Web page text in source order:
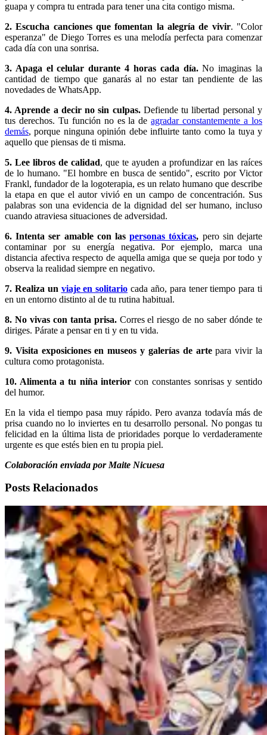
guapa y compra tu entrada para tener una cita contigo misma.
2. Escucha canciones que fomentan la alegría de vivir. "Color
esperanza" de Diego Torres es una melodía perfecta para comenzar
cada día con una sonrisa.
3. Apaga el celular durante 4 horas cada día.No imaginas la
cantidad de tiempo que ganarás al no estar tan pendiente de las
novedades de WhatsApp.
4. Aprende a decir no sin culpas.Defiende tu libertad personal y
tus derechos. Tu función no es la deagradar constantemente a los
demás, porque ninguna opinión debe influirte tanto como la tuya y
aquello que piensas de ti misma.
5. Lee libros de calidad, que te ayuden a profundizar en las raíces
de lo humano. "El hombre en busca de sentido", escrito por Victor
Frankl, fundador de la logoterapia, es un relato humano que describe
la etapa en que el autor vivió en un campo de concentración. Sus
palabras son una evidencia de la dignidad del ser humano, incluso
cuando atraviesa situaciones de adversidad.
6. Intenta ser amable con laspersonas tóxicas, pero sin dejarte
contaminar por su energía negativa. Por ejemplo, marca una
distancia afectiva respecto de aquella amiga que se queja por todo y
observa la realidad siempre en negativo.
7. Realiza un viaje en solitario cada año, para tener tiempo para ti
en un entorno distinto al de tu rutina habitual.
8. No vivas con tanta prisa.Corres el riesgo de no saber dónde te
diriges. Párate a pensar en ti y en tu vida.
9. Visita exposiciones en museos y galerías de artepara vivir la
cultura como protagonista.
10. Alimenta a tu niña interiorcon constantes sonrisas y sentido
del humor.
En la vida el tiempo pasa muy rápido. Pero avanza todavía más de
prisa cuando no lo inviertes en tu desarrollo personal. No pongas tu
felicidad en la última lista de prioridades porque lo verdaderamente
urgente es que estés bien en tu propia piel.
Colaboración enviada por Maite Nicuesa
Posts Relacionados